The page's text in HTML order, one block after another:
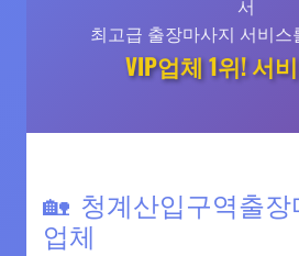
서
최고급 출장마사지 서비
VIP업체 1위! 서
청계산입구역출
업체